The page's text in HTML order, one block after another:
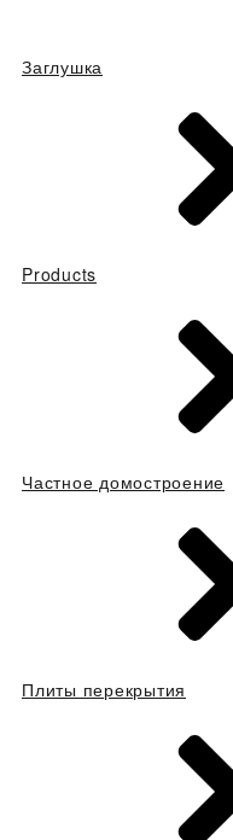
Заглушка
Products
Частное домостроение
Плиты перекрытия